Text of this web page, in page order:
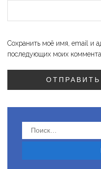
Сохранить моё имя, email и
последующих моих
Найти: